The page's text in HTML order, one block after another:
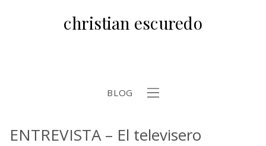
christian escuredo
BLOG
ENTREVISTA – El televisero